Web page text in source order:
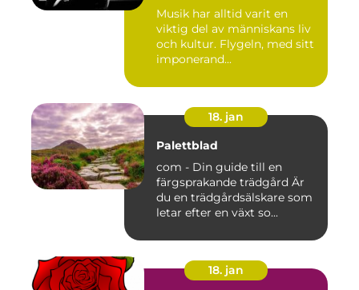
Musik har alltid varit en
viktig del av människans liv
och kultur. Flygeln, med sitt
imponerand...
18. jan
Palettblad
com - Din guide till en
färgsprakande trädgård Är
du en trädgårdsälskare som
letar efter en växt so...
18. jan